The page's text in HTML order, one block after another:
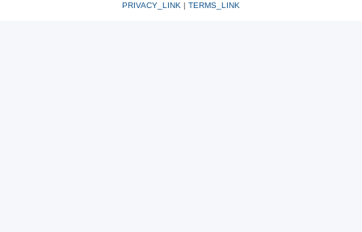
PRIVACY_LINK | TERMS_LINK